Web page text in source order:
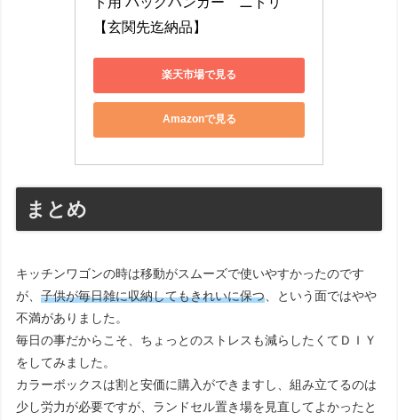
【玄関先迄納品】
楽天市場で見る
Amazonで見る
まとめ
キッチンワゴンの時は移動がスムーズで使いやすかったのです
が、子供が毎日雑に収納してもきれいに保つ 、という面ではやや
不満がありました。
毎日の事だからこそ、ちょっとのストレスも減らしたくてＤＩＹ
をしてみました。
カラーボックスは割と安価に購入ができますし、組み立てるのは
少し労力が必要ですが、ランドセル置き場を見直してよかったと